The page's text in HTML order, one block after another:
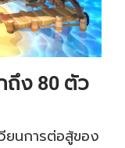
ถึง 80 ตัว
ยนการต่อสู้ของ